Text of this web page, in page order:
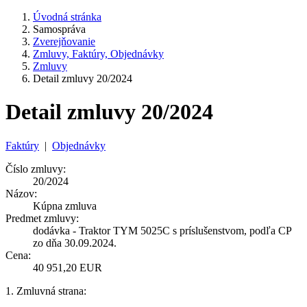
Úvodná stránka
Samospráva
Zverejňovanie
Zmluvy, Faktúry, Objednávky
Zmluvy
Detail zmluvy 20/2024
Detail zmluvy 20/2024
Faktúry | Objednávky
Číslo zmluvy:
20/2024
Názov:
Kúpna zmluva
Predmet zmluvy:
dodávka - Traktor TYM 5025C s príslušenstvom, podľa CP
zo dňa 30.09.2024.
Cena:
40 951,20 EUR
1. Zmluvná strana: